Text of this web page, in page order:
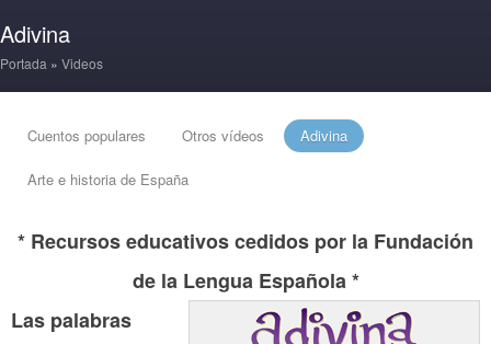
Adivina
Portada » Videos
Cuentos populares Otros vídeos Adivina
Arte e historia de España
* Recursos educativos cedidos por la Fundación
de la Lengua Española *
Las palabras